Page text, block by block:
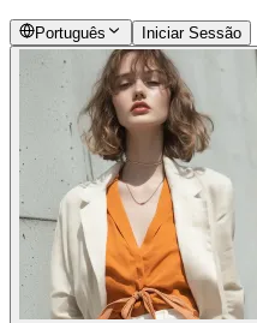
Português Iniciar Sessão